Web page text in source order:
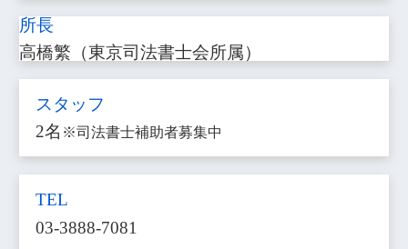
所長
高橋繁（東京司法書士会所属）
スタッフ
2名 ※司法書士補助者募集中
TEL
03-3888-7081